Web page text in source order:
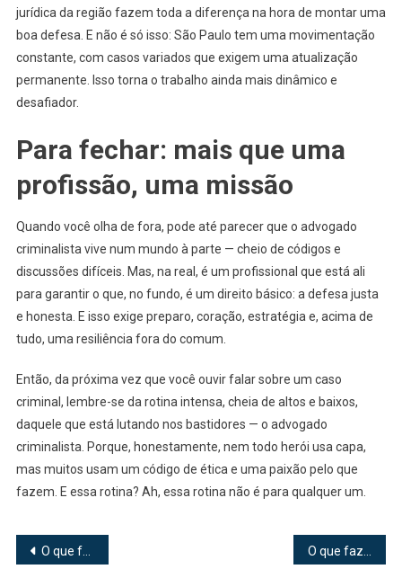
jurídica da região fazem toda a diferença na hora de montar uma
boa defesa. E não é só isso: São Paulo tem uma movimentação
constante, com casos variados que exigem uma atualização
permanente. Isso torna o trabalho ainda mais dinâmico e
desafiador.
Para fechar: mais que uma
profissão, uma missão
Quando você olha de fora, pode até parecer que o advogado
criminalista vive num mundo à parte — cheio de códigos e
discussões difíceis. Mas, na real, é um profissional que está ali
para garantir o que, no fundo, é um direito básico: a defesa justa
e honesta. E isso exige preparo, coração, estratégia e, acima de
tudo, uma resiliência fora do comum.
Então, da próxima vez que você ouvir falar sobre um caso
criminal, lembre-se da rotina intensa, cheia de altos e baixos,
daquele que está lutando nos bastidores — o advogado
criminalista. Porque, honestamente, nem todo herói usa capa,
mas muitos usam um código de ética e uma paixão pelo que
fazem. E essa rotina? Ah, essa rotina não é para qualquer um.
Navegação
O que fazer para dormir: técnicas práticas para melhorar o sono